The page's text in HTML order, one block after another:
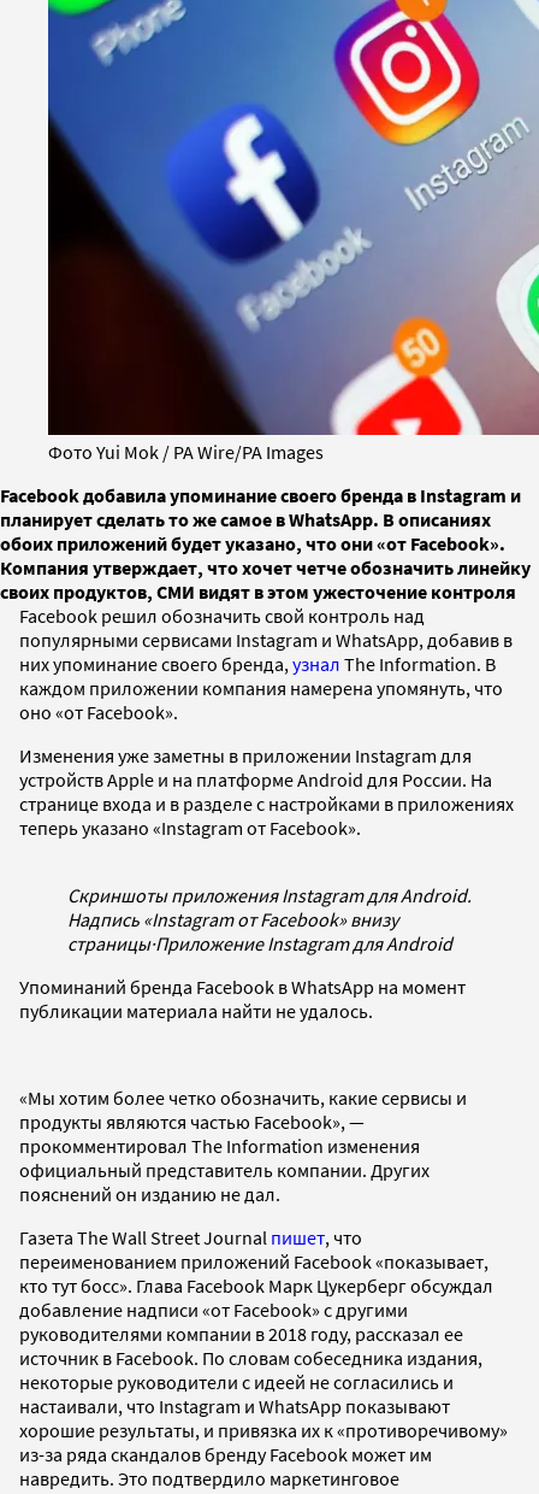
Фото Yui Mok / PA Wire/PA Images
Facebook добавила упоминание своего бренда в Instagram и
планирует сделать то же самое в WhatsApp. В описаниях
обоих приложений будет указано, что они «от Facebook».
Компания утверждает, что хочет четче обозначить линейку
своих продуктов, СМИ видят в этом ужесточение контроля
Facebook решил обозначить свой контроль над
популярными сервисами Instagram и WhatsApp, добавив в
них упоминание своего бренда, узнал The Information. В
каждом приложении компания намерена упомянуть, что
оно «от Facebook».
Изменения уже заметны в приложении Instagram для
устройств Apple и на платформе Android для России. На
странице входа и в разделе с настройками в приложениях
теперь указано «Instagram от Facebook».
Скриншоты приложения Instagram для Android.
Надпись «Instagram от Facebook» внизу
страницы·Приложение Instagram для Android
Упоминаний бренда Facebook в WhatsApp на момент
публикации материала найти не удалось.
«Мы хотим более четко обозначить, какие сервисы и
продукты являются частью Facebook», —
прокомментировал The Information изменения
официальный представитель компании. Других
пояснений он изданию не дал.
Газета The Wall Street Journal пишет, что
переименованием приложений Facebook «показывает,
кто тут босс». Глава Facebook Марк Цукерберг обсуждал
добавление надписи «от Facebook» с другими
руководителями компании в 2018 году, рассказал ее
источник в Facebook. По словам собеседника издания,
некоторые руководители с идеей не согласились и
настаивали, что Instagram и WhatsApp показывают
хорошие результаты, и привязка их к «противоречивому»
из-за ряда скандалов бренду Facebook может им
навредить. Это подтвердило маркетинговое